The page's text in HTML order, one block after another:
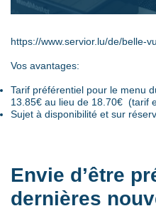
https://www.servior.lu/de/belle-
Vos avantages:
Tarif préférentiel pour le menu
13.85€ au lieu de 18.70€ (tarif
Sujet à disponibilité et sur
Envie d’être
dernières